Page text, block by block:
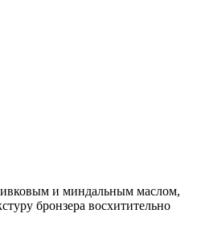
и миндальным маслом,
бронзера восхитительно